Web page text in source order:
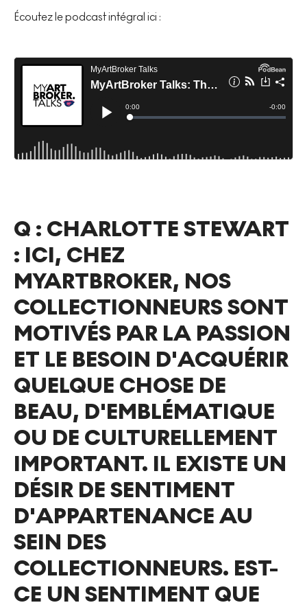
Écoutez le podcast intégral ici :
Q : CHARLOTTE STEWART
: ICI, CHEZ
MYARTBROKER, NOS
COLLECTIONNEURS SONT
MOTIVÉS PAR LA PASSION
ET LE BESOIN D'ACQUÉRIR
QUELQUE CHOSE DE
BEAU, D'EMBLÉMATIQUE
OU DE CULTURELLEMENT
IMPORTANT. IL EXISTE UN
DÉSIR DE SENTIMENT
D'APPARTENANCE AU
SEIN DES
COLLECTIONNEURS. EST-
CE UN SENTIMENT QUE